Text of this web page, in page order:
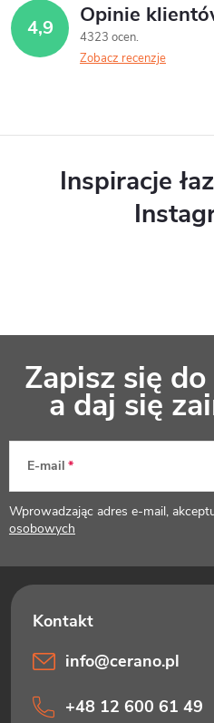
4,9 Opinie
4323 ocen
Zobacz recenzje
Inspiracje
k
a
Zapisz się
a daj się
E-mail
Wprowadzając adres e-mail,
osobowych
info@cerano.pl
+48 12 600 61 49